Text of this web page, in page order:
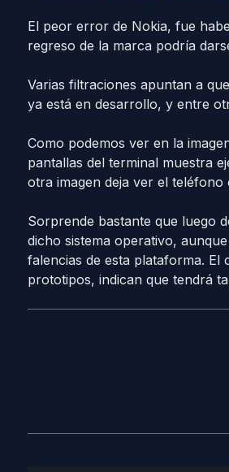
El peor error de Nokia, fue
regreso de la marca podría
Varias filtraciones apuntan a
ya está en desarrollo, y entre
Como podemos ver en la
pantallas del terminal muestra
otra imagen deja ver el teléfono
Sorprende bastante que luego
dicho sistema operativo,
falencias de esta plataforma. El
prototipos, indican que tendrá